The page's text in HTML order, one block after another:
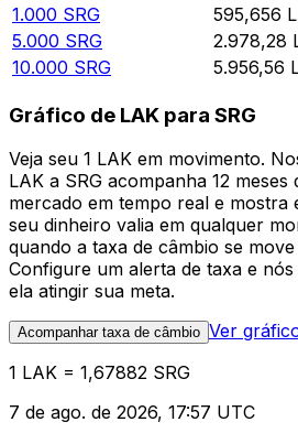
1.000 SRG 595,656
5.000 SRG 2.978,28
10.000 SRG 5.956,56
Gráfico de LAK para SRG
Veja seu 1 LAK em movimento.
LAK a SRG acompanha 12 meses
mercado em tempo real e mostra
seu dinheiro valia em qualquer
quando a taxa de câmbio se
Configure um alerta de taxa e
ela atingir sua meta.
Acompanhar taxa de câmbio Ver
1 LAK = 1,67882 SRG
7 de ago. de 2026, 17:57 UTC